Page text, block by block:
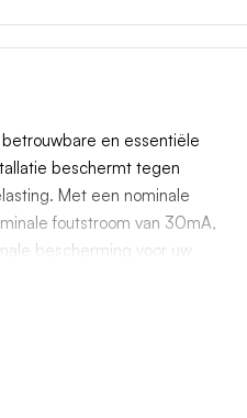
B
3
1
en essentiële
beschermt tegen
Met een nominale
foutstroom van 30mA,
bescherming voor uw